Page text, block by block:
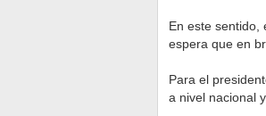
En este sentido,
espera que en
Para el
a nivel nacional